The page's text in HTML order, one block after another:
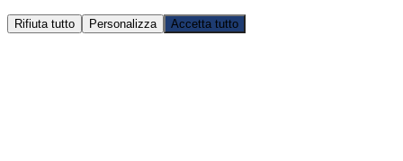
Rifiuta tutto Personalizza Accetta tutto